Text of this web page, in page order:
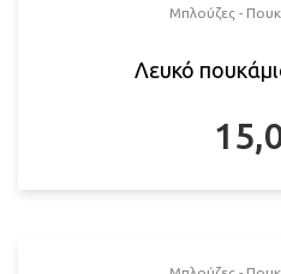
Μπλούζες -
Λευκό